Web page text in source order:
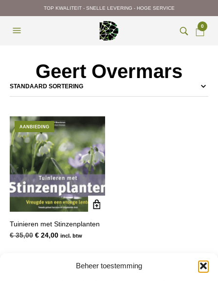
Beheer toestemming
TOP KWALITEIT - SNELLE LEVERING - HOGE SERVICE
0
Geert Overmars
AANBIEDING
Tuinieren met Stinzenplanten
€35,00 Oorspronkelijke
€ 24,00Huidige
€ 24,00.
incl. btw